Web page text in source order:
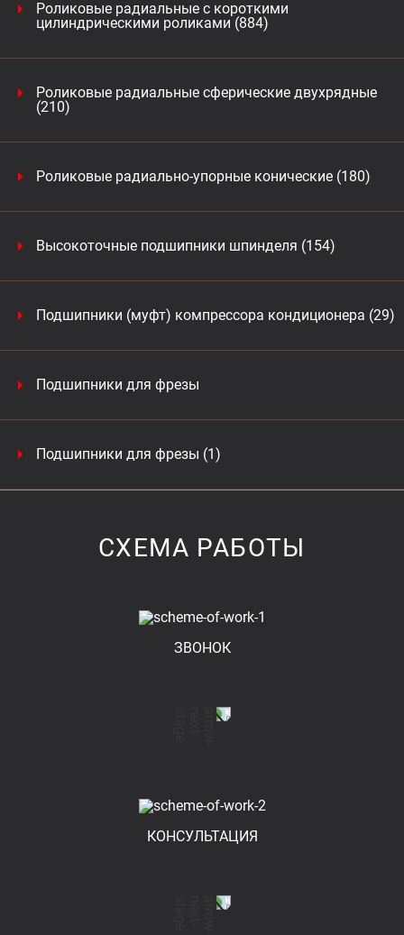
Роликовые радиальные с короткими
цилиндрическими роликами (884)
Роликовые радиальные сферические двухрядные
(210)
Роликовые радиально-упорные конические (180)
Высокоточные подшипники шпинделя (154)
Подшипники (муфт) компрессора кондиционера (29)
Подшипники для фрезы
Подшипники для фрезы (1)
СХЕМА РАБОТЫ
ЗВОНОК
КОНСУЛЬТАЦИЯ